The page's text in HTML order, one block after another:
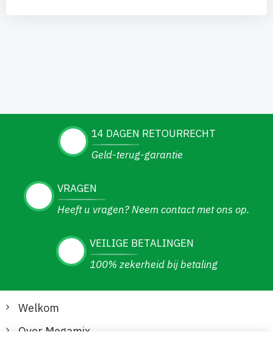
14 DAGEN RETOURRECHT
Geld-terug-garantie
VRAGEN
Heeft u vragen? Neem contact met ons op.
VEILIGE BETALINGEN
100% zekerheid bij betaling
Welkom
Over Megamix